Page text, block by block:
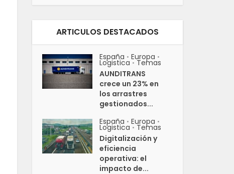
ARTICULOS DESTACADOS
España • Europa •
Logistica • Temas
AUNDITRANS
crece un 23% en
los arrastres
gestionados...
España • Europa •
Logistica • Temas
Digitalización y
eficiencia
operativa: el
impacto de...